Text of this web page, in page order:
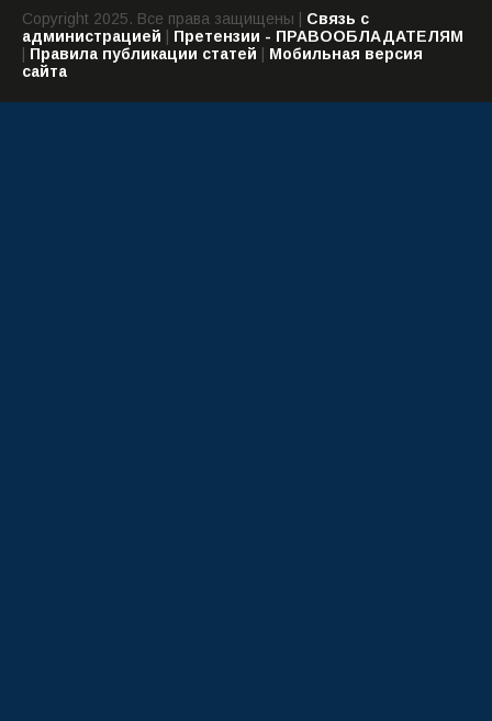
Copyright 2025. Все права защищены | Связь с
администрацией | Претензии - ПРАВООБЛАДАТЕЛЯМ
| Правила публикации статей | Мобильная версия
сайта